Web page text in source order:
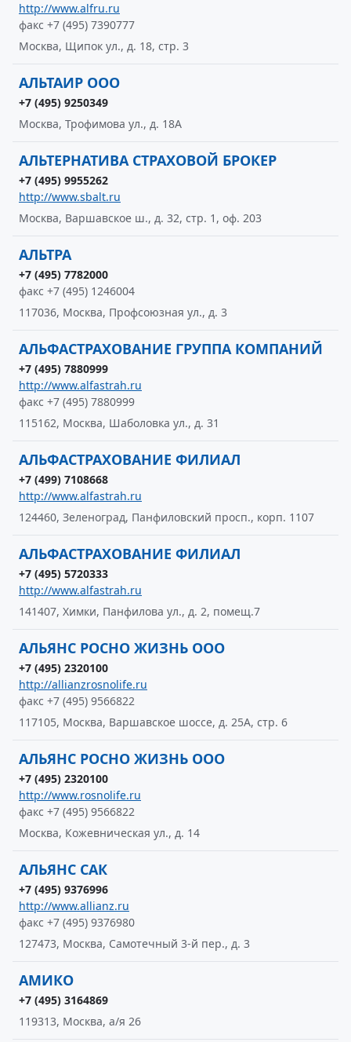
http://www.alfru.ru
факс +7 (495) 7390777
Москва, Щипок ул., д. 18, стр. 3
АЛЬТАИР ООО
+7 (495) 9250349
Москва, Трофимова ул., д. 18А
АЛЬТЕРНАТИВА СТРАХОВОЙ БРОКЕР
+7 (495) 9955262
http://www.sbalt.ru
Москва, Варшавское ш., д. 32, стр. 1, оф. 203
АЛЬТРА
+7 (495) 7782000
факс +7 (495) 1246004
117036, Москва, Профсоюзная ул., д. 3
АЛЬФАСТРАХОВАНИЕ ГРУППА КОМПАНИЙ
+7 (495) 7880999
http://www.alfastrah.ru
факс +7 (495) 7880999
115162, Москва, Шаболовка ул., д. 31
АЛЬФАСТРАХОВАНИЕ ФИЛИАЛ
+7 (499) 7108668
http://www.alfastrah.ru
124460, Зеленоград, Панфиловский просп., корп. 1107
АЛЬФАСТРАХОВАНИЕ ФИЛИАЛ
+7 (495) 5720333
http://www.alfastrah.ru
141407, Химки, Панфилова ул., д. 2, помещ.7
АЛЬЯНС РОСНО ЖИЗНЬ ООО
+7 (495) 2320100
http://allianzrosnolife.ru
факс +7 (495) 9566822
117105, Москва, Варшавское шоссе, д. 25А, стр. 6
АЛЬЯНС РОСНО ЖИЗНЬ ООО
+7 (495) 2320100
http://www.rosnolife.ru
факс +7 (495) 9566822
Москва, Кожевническая ул., д. 14
АЛЬЯНС САК
+7 (495) 9376996
http://www.allianz.ru
факс +7 (495) 9376980
127473, Москва, Самотечный 3-й пер., д. 3
АМИКО
+7 (495) 3164869
119313, Москва, а/я 26